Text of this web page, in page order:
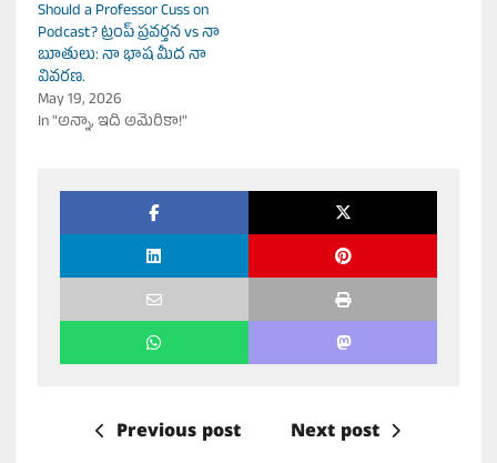
Should a Professor Cuss on
Podcast? ట్రంప్ ప్రవర్తన vs నా
బూతులు: నా భాష మీద నా
వివరణ.
May 19, 2026
In "అన్నా, ఇది అమెరికా!"
Previous post Next post